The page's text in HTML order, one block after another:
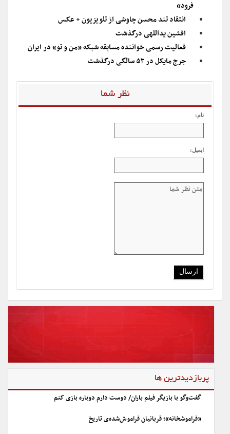
فرود»
انتقاد تند محسن چاوشی از تلویزیون + عکس
افشین یداللهی درگذشت
فعالیت رسمی خواننده مسابقه شبکه «من و تو» در ایران
جرج مایکل در ۵۳ سالگی درگذشت
نظر شما
نام:
ایمیل:
پربازدیدترین ها
گفت‌وگو با بازیگر فیلم باران/ دوست دارم دوباره بازی کنم
«فراموشخانه»؛ قربانیان فراموش‌شده‌ی تاریخ